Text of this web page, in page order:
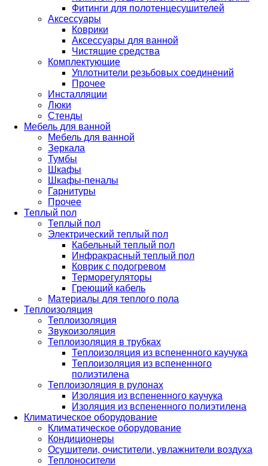
Фитинги для полотенцесушителей
Аксессуары
Коврики
Аксессуары для ванной
Чистящие средства
Комплектующие
Уплотнители резьбовых соединений
Прочее
Инсталляции
Люки
Стенды
Мебель для ванной
Мебель для ванной
Зеркала
Тумбы
Шкафы
Шкафы-пеналы
Гарнитуры
Прочее
Теплый пол
Теплый пол
Электрический теплый пол
Кабельный теплый пол
Инфракрасный теплый пол
Коврик с подогревом
Терморегуляторы
Греющий кабель
Материалы для теплого пола
Теплоизоляция
Теплоизоляция
Звукоизоляция
Теплоизоляция в трубках
Теплоизоляция из вспененного каучука
Теплоизоляция из вспененного
полиэтилена
Теплоизоляция в рулонах
Изоляция из вспененного каучука
Изоляция из вспененного полиэтилена
Климатическое оборудование
Климатическое оборудование
Кондиционеры
Осушители, очистители, увлажнители воздуха
Теплоносители